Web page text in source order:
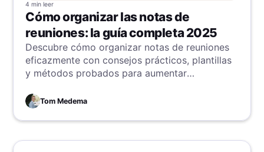
4 min leer
Cómo organizar las notas de
reuniones: la guía completa 2025
Descubre cómo organizar notas de reuniones
eficazmente con consejos prácticos, plantillas
y métodos probados para aumentar
Tom Medema